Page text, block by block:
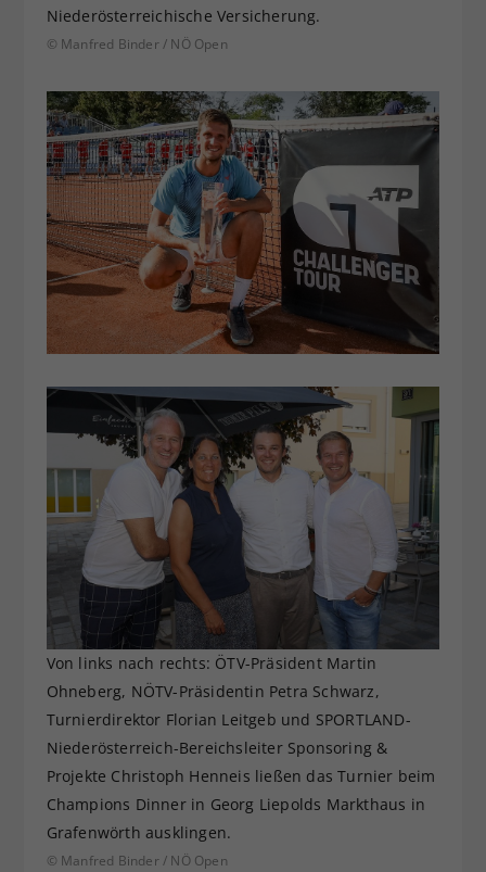
Niederösterreichische Versicherung.
© Manfred Binder / NÖ Open
Von links nach rechts: ÖTV-Präsident Martin
Ohneberg, NÖTV-Präsidentin Petra Schwarz,
Turnierdirektor Florian Leitgeb und SPORTLAND-
Niederösterreich-Bereichsleiter Sponsoring &
Projekte Christoph Henneis ließen das Turnier beim
Champions Dinner in Georg Liepolds Markthaus in
Grafenwörth ausklingen.
© Manfred Binder / NÖ Open